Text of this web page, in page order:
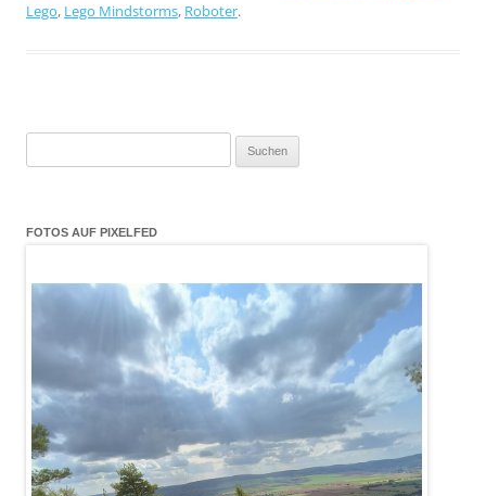
Lego, Lego Mindstorms, Roboter.
nach:
FOTOS AUF PIXELFED